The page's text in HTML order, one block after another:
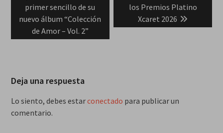
primer sencillo de su
nuevo álbum “Colección
de Amor – Vol. 2”
los Premios Platino
Xcaret 2026
Deja una respuesta
Lo siento, debes estarconectado para publicar un
comentario.